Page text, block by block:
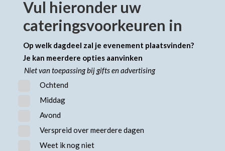
Vul hieronder uw
cateringsvoorkeuren in
Op welk dagdeel zal je evenement plaatsvinden?
Je kan meerdere opties aanvinken
Niet van toepassing bij gifts en advertising
Ochtend
Middag
Avond
Verspreid over meerdere dagen
Weet ik nog niet